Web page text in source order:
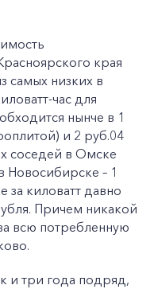
края
самых низких в
час для
нынче в 1
и 2 руб.04
соседей в Омске
Новосибирске – 1
за киловатт давно
Причем никакой
всю потребленную
и три года подряд,